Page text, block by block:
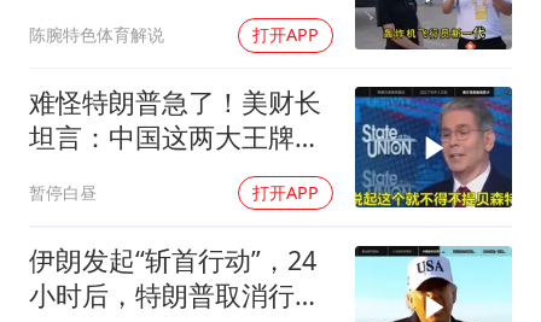
陈腕特色体育解说 打开APP
难怪特朗普急了！美财长
坦言：中国这两大王牌，
暂停白昼 打开APP
伊朗发起“斩首行动”，24
小时后，特朗普取消行